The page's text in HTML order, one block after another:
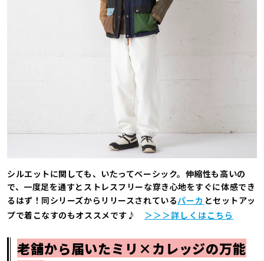
シルエットに関しても、いたってベーシック。伸縮性も高いの
で、一度足を通すとストレスフリーな穿き心地をすぐに体感でき
るはず！同シリーズからリリースされているパーカ とセットアッ
プで着こなすのもオススメです♪ ＞＞＞詳しくはこちら
老舗から届いたミリ×カレッジの万能